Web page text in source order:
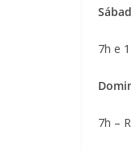
7h e
7h –